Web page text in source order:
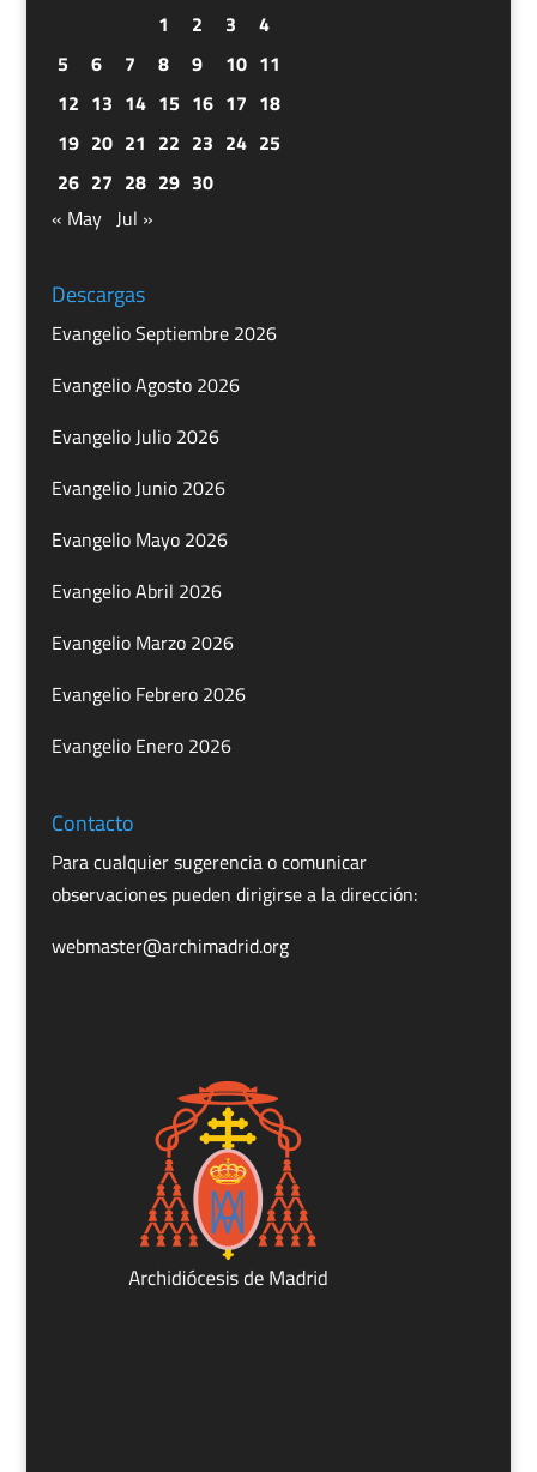
1
2 3
4
5
6 7 8 9 10 11
12 13 14 15 16 17 18
19 20 21 22 23 24 25
26 27 28 29 30
« May Jul »
Descargas
Evangelio Septiembre 2026
Evangelio Agosto 2026
Evangelio Julio 2026
Evangelio Junio 2026
Evangelio Mayo 2026
Evangelio Abril 2026
Evangelio Marzo 2026
Evangelio Febrero 2026
Evangelio Enero 2026
Contacto
Para cualquier sugerencia o comunicar
observaciones pueden dirigirse a la dirección:
webmaster@archimadrid.org